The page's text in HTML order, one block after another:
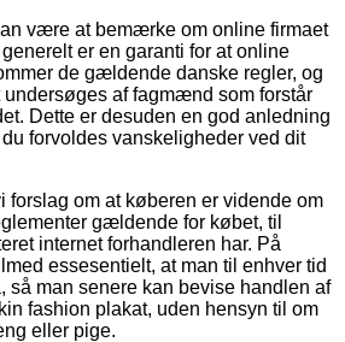
være at bemærke om online firmaet
er en garanti for at online
de gældende danske regler, og
undersøges af fagmænd som forstår
Dette er desuden en god anledning
forvoldes vanskeligheder ved dit
forslag om at køberen er vidende om
gældende for købet, til
internet forhandleren har. På
essesentielt, at man til enhver tid
så man senere kan bevise handlen af
fashion plakat, uden hensyn til om
eller pige.